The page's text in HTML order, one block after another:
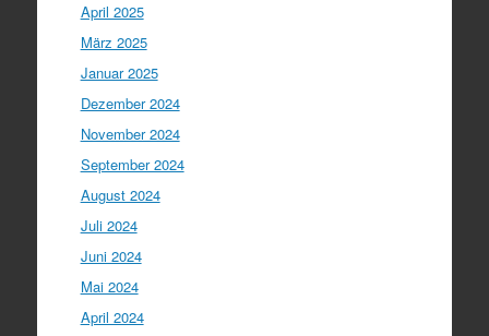
April 2025
März 2025
Januar 2025
Dezember 2024
November 2024
September 2024
August 2024
Juli 2024
Juni 2024
Mai 2024
April 2024